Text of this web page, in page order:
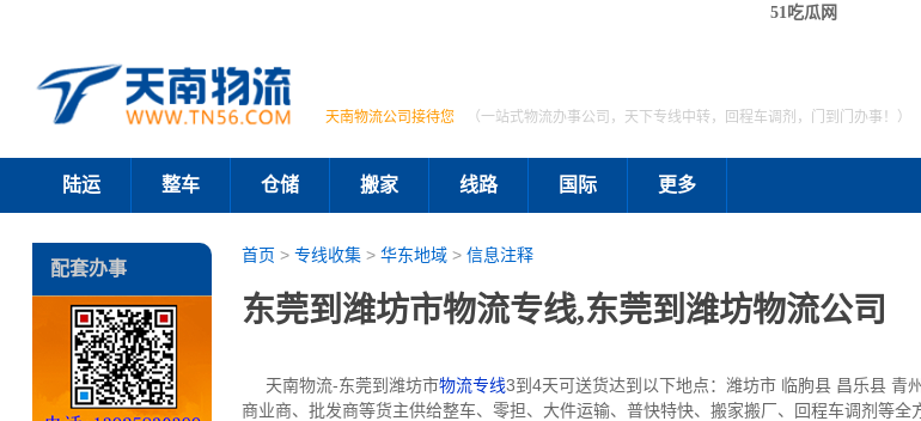
51吃瓜网
天南物流公司接待您 （一站式物流办事公司，天下专线中转，回程车调剂，门到门办事！）
陆运 整车 仓储 搬家 线路 国际 更多
首页 > 专线收集> 华东地域> 信息注释
东莞到潍坊市物流专线,东莞到潍坊物流公司
天南物流-东莞到潍坊市物流专线3到4天可送货达到以下地点：潍坊市 临朐县 昌乐县 青
商业商、批发商等货主供给整车、零担、大件运输、普快特快、搬家搬厂、回程车调剂等全
配套办事